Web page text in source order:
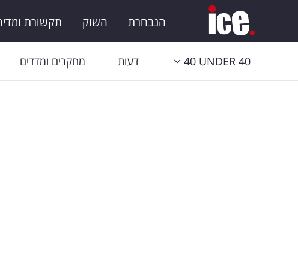
הנבחרת השוק תקשורת
40 UNDER 40 דעות מחקרים ומדדים